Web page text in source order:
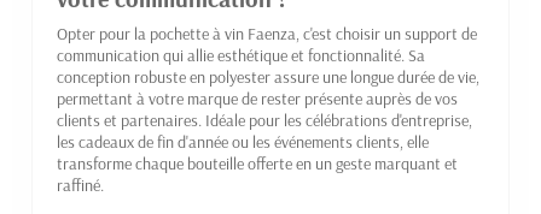
Opter pour la pochette à vin Faenza, c'est choisir un support de
communication qui allie esthétique et fonctionnalité. Sa
conception robuste en polyester assure une longue durée de vie,
permettant à votre marque de rester présente auprès de vos
clients et partenaires. Idéale pour les célébrations d'entreprise,
les cadeaux de fin d'année ou les événements clients, elle
transforme chaque bouteille offerte en un geste marquant et
raffiné.